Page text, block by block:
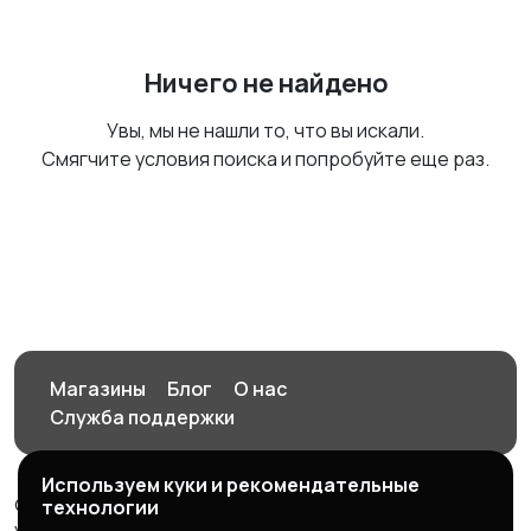
Ничего не найдено
Увы, мы не нашли то, что вы искали.
Смягчите условия поиска и попробуйте еще раз.
Магазины Блог
О нас
Служба поддержки
© 2026 Орен-АЙ - Авто | Недвижимость | Работа |
Используем куки и рекомендательные
технологии